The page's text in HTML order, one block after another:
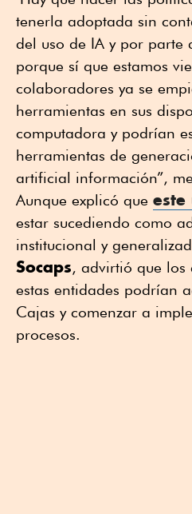
tenerla adoptada sin
del uso de IA y por parte
porque sí que estamos
colaboradores ya se
herramientas en sus
computadora y podrían
herramientas de
artificial información”,
Aunque explicó que este
estar sucediendo como
institucional y
Socaps, advirtió que los
estas entidades podrían
Cajas y comenzar a
procesos.